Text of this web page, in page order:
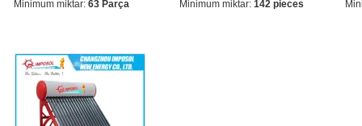
Minimum miktar: 63 Parça
Minimum miktar: 142 pieces